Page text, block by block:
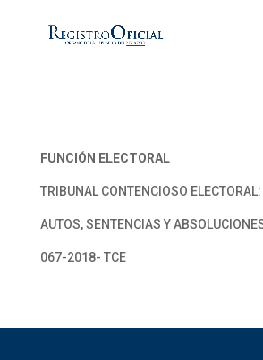
FUNCIÓN ELECTORAL
TRIBUNAL CONTENCIOSO ELECTORAL:
AUTOS, SENTENCIAS Y
067-2018- TCE